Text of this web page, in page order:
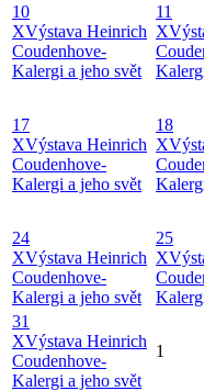
10
XVýstava Heinrich
Coudenhove-
Kalergi a jeho svět
11
X
17
XVýstava Heinrich
Coudenhove-
Kalergi a jeho svět
18
X
24
XVýstava Heinrich
Coudenhove-
Kalergi a jeho svět
25
X
31
XVýstava Heinrich
Coudenhove-
Kalergi a jeho svět
1